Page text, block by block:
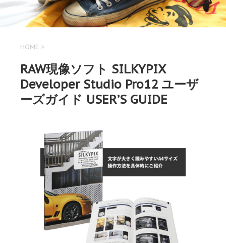
HOME >
RAW現像ソフト SILKYPIX
Developer Studio Pro12 ユーザ
ーズガイド USER’S GUIDE